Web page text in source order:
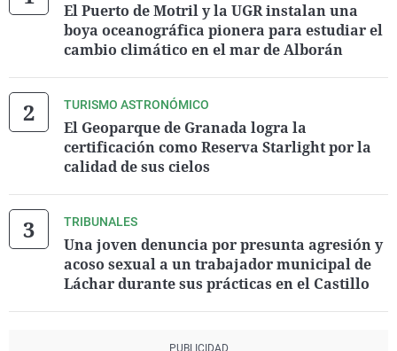
El Puerto de Motril y la UGR instalan una
boya oceanográfica pionera para estudiar el
cambio climático en el mar de Alborán
TURISMO ASTRONÓMICO
El Geoparque de Granada logra la
certificación como Reserva Starlight por la
calidad de sus cielos
TRIBUNALES
Una joven denuncia por presunta agresión y
acoso sexual a un trabajador municipal de
Láchar durante sus prácticas en el Castillo